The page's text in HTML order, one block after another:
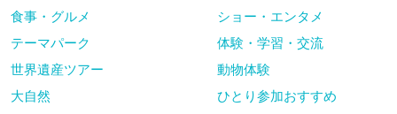
食事・グルメ
ショー・エンタメ
テーマパーク
体験・学習・交流
世界遺産ツアー
動物体験
大自然
ひとり参加おすすめ